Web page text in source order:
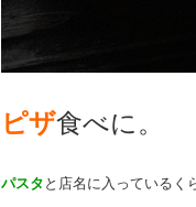
ピザ食べに。
パスタ と店名に入っているく